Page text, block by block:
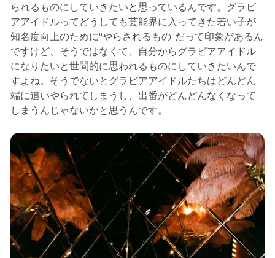
られるものにしていきたいと思っているんです。グラビ
アアイドルってどうしても芸能界に入ってきた若い子が
知名度向上のために“やらされるもの”だって印象があるん
ですけど、そうではなくて、自分からグラビアアイドル
になりたいと世間的に思われるものにしていきたいんで
すよね。そうでないとグラビアアイドルたちはどんどん
端に追いやられてしまうし、出番がどんどんなくなって
しまうんじゃないかと思うんです。